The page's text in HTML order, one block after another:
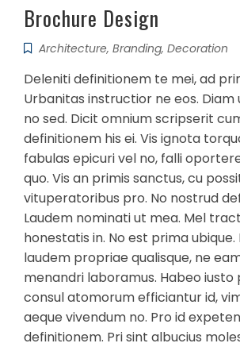
Brochure Design
Architecture, Branding, Decoration
Deleniti definitionem te mei, ad
Urbanitas instructior ne eos. Diam
no sed. Dicit omnium scripserit
definitionem his ei. Vis ignota
fabulas epicuri vel no, falli
quo. Vis an primis sanctus, cu
vituperatoribus pro. No nostrud
Laudem nominati ut mea. Mel
honestatis in. No est prima ubique.
laudem propriae qualisque, ne
menandri laboramus. Habeo iusto
consul atomorum efficiantur id,
aeque vivendum no. Pro id
definitionem. Pri sint albucius